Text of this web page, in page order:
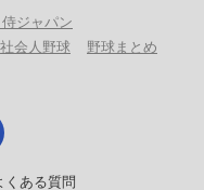
ジャパン
社会人野球 野球まとめ
くある質問